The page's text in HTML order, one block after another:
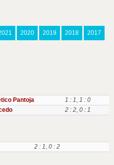
2020 2019 2018 2017
Pantoja 1 : 1, 1 : 0
2 : 2, 0 : 1
2 : 1, 0 : 2